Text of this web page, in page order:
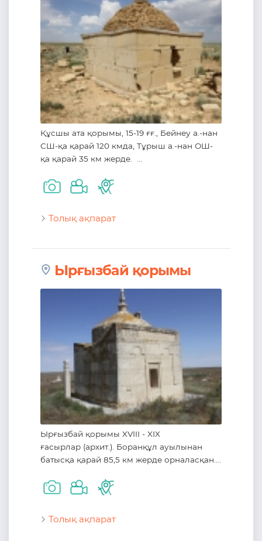
Құсшы ата қорымы, 15-19 ғғ., Бейнеу а.-нан
СШ-қа қарай 120 кмда, Тұрыш а.-нан ОШ-
қа қарай 35 км жерде. ...
Толық ақпарат
Ырғызбай қорымы
Ырғызбай қорымы XVIII - XIX
ғасырлар (архит.). Боранқұл ауылынан
батысқа қарай 85,5 км жерде орналасқан....
Толық ақпарат